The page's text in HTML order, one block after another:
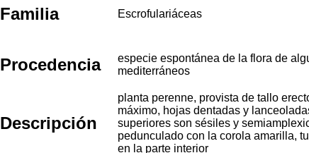
Familia Escrofulariáceas
Procedencia
especie espontánea de la flora de
mediterráneos
Descripción
planta perenne, provista de tallo
máximo, hojas dentadas y
superiores son sésiles y
pedunculado con la corola amarilla,
en la parte interior